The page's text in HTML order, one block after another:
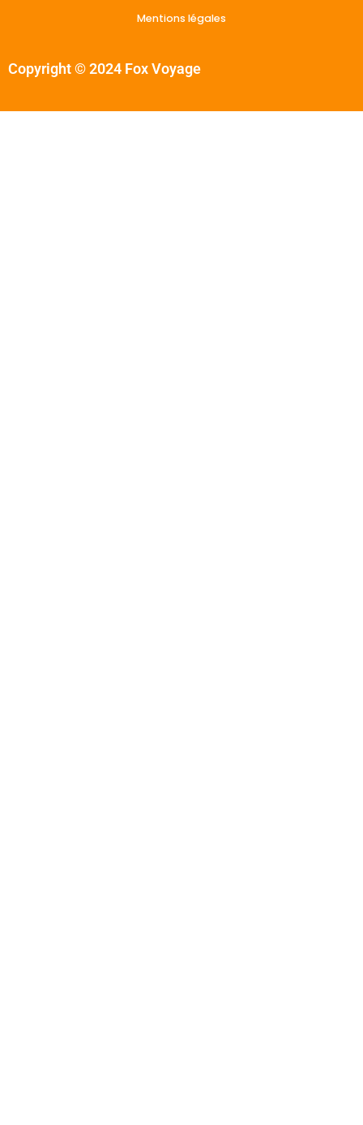
Mentions légales
Copyright © 2024 Fox Voyage